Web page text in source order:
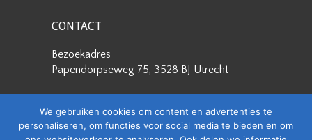
CONTACT
Bezoekadres
Papendorpseweg 75, 3528 BJ Utrecht
Papendorpseweg 75, 3528 BJ Utrecht
We gebruiken cookies om content en advertenties te
personaliseren, om functies voor social media te bieden en om